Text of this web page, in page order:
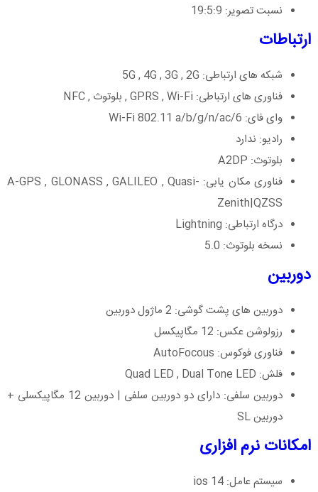
نسبت تصویر: 19:5:9
ارتباطات
شبکه های ارتباطی: 5G , 4G , 3G , 2G
فناوری های ارتباطی: GPRS , Wi-Fi , بلوتوث , NFC
وای فای: Wi-Fi 802.11 a/b/g/n/ac/6
رادیو: ندارد
بلوتوث: A2DP
فناوری مکان یابی: A-GPS , GLONASS , GALILEO , Quasi-
Zenith|QZSS
درگاه ارتباطی: Lightning
نسخه بلوتوث: 5.0
دوربین
دوربین های پشت گوشی: 2 ماژول دوربین
رزولوشن عکس: 12 مگاپیکسل
فناوری فوکوس: AutoFocous
فلش: Quad LED , Dual Tone LED
دوربین سلفی: دارای دو دوربین سلفی | دوربین 12 مگاپیکسلی +
دوربین SL
امکانات نرم افزاری
سیستم عامل: ios 14